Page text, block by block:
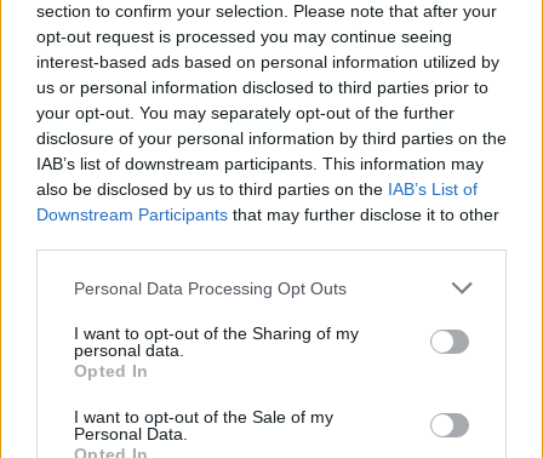
section to confirm your selection. Please note that after your
opt-out request is processed you may continue seeing
interest-based ads based on personal information utilized by
us or personal information disclosed to third parties prior to
your opt-out. You may separately opt-out of the further
disclosure of your personal information by third parties on the
IAB’s list of downstream participants. This information may
also be disclosed by us to third parties on the IAB’s List of
Downstream Participants that may further disclose it to other
Please note that this website/app uses one or more Google
not limited to your visit or usage behaviour. You may click to
grant or deny consent to Google and its third-party tags to
use your data for below specified purposes in below Google
consent section.
Personal Data Processing Opt Outs
I want to opt-out of the Sharing of my
personal data.
Opted In
I want to opt-out of the Sale of my
Personal Data.
Látlelet a hazai víziközművekről?
Egyetlen, fél évszázados vezetéken
múlt Bicske vízellátása
AJÁNLJUK MÉG
Országos hírek